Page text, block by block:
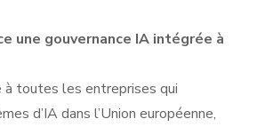
une gouvernance IA intégrée à
à toutes les entreprises qui
d’IA dans l’Union européenne,